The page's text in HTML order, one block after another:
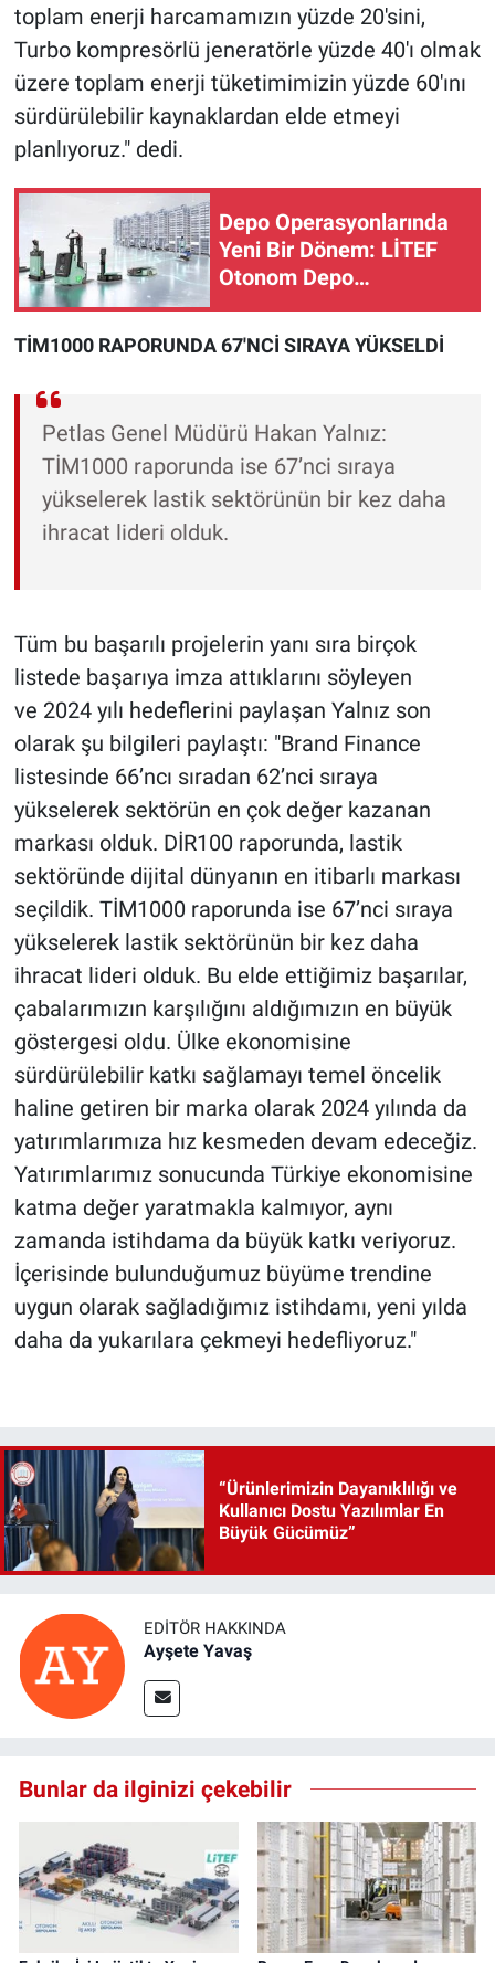
toplam enerji harcamamızın yüzde 20'sini,
Turbo kompresörlü jeneratörle yüzde 40'ı olmak
üzere toplam enerji tüketimimizin yüzde 60'ını
sürdürülebilir kaynaklardan elde etmeyi
planlıyoruz." dedi.
Depo Operasyonlarında
Yeni Bir Dönem: LİTEF
Otonom Depo
Ekosistemi
TİM1000 RAPORUNDA 67'NCİ SIRAYA YÜKSELDİ
Petlas Genel Müdürü Hakan Yalnız:
TİM1000 raporunda ise 67’nci sıraya
yükselerek lastik sektörünün bir kez daha
ihracat lideri olduk.
Tüm bu başarılı projelerin yanı sıra birçok
listede başarıya imza attıklarını söyleyen
ve 2024 yılı hedeflerini paylaşan Yalnız son
olarak şu bilgileri paylaştı: "Brand Finance
listesinde 66’ncı sıradan 62’nci sıraya
yükselerek sektörün en çok değer kazanan
markası olduk. DİR100 raporunda, lastik
sektöründe dijital dünyanın en itibarlı markası
seçildik. TİM1000 raporunda ise 67’nci sıraya
yükselerek lastik sektörünün bir kez daha
ihracat lideri olduk. Bu elde ettiğimiz başarılar,
çabalarımızın karşılığını aldığımızın en büyük
göstergesi oldu. Ülke ekonomisine
sürdürülebilir katkı sağlamayı temel öncelik
haline getiren bir marka olarak 2024 yılında da
yatırımlarımıza hız kesmeden devam edeceğiz.
Yatırımlarımız sonucunda Türkiye ekonomisine
katma değer yaratmakla kalmıyor, aynı
zamanda istihdama da büyük katkı veriyoruz.
İçerisinde bulunduğumuz büyüme trendine
uygun olarak sağladığımız istihdamı, yeni yılda
daha da yukarılara çekmeyi hedefliyoruz."
“Ürünlerimizin Dayanıklılığı ve
Kullanıcı Dostu Yazılımlar En
Büyük Gücümüz”
EDITÖR HAKKINDA
Ayşete Yavaş
Bunlar da ilginizi çekebilir